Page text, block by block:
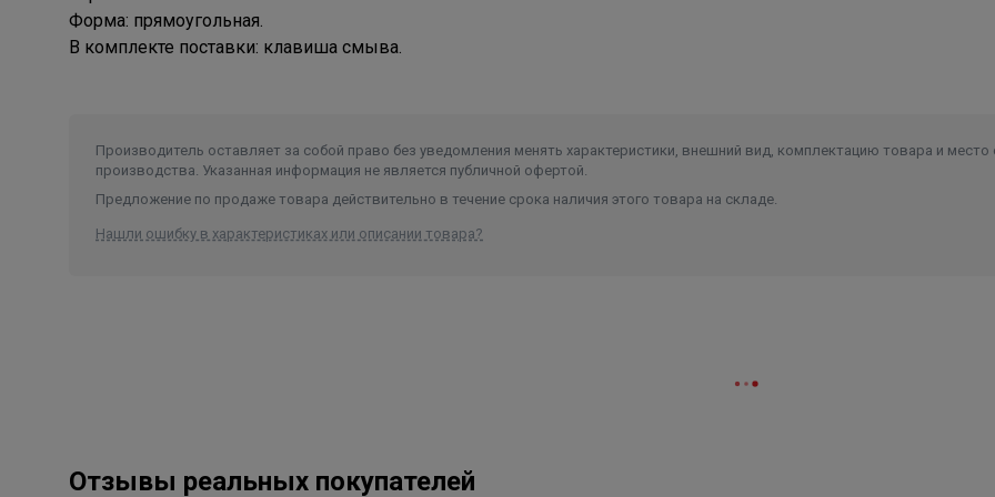
Форма: прямоугольная.
В комплекте поставки: клавиша смыва.
Производитель оставляет за собой право без уведомления менять характеристики, внешний вид, комплектацию товара и место
производства. Указанная информация не является публичной офертой.
Предложение по продаже товара действительно в течение срока наличия этого товара на складе.
Нашли ошибку в характеристиках или описании товара?
Отзывы реальных покупателей